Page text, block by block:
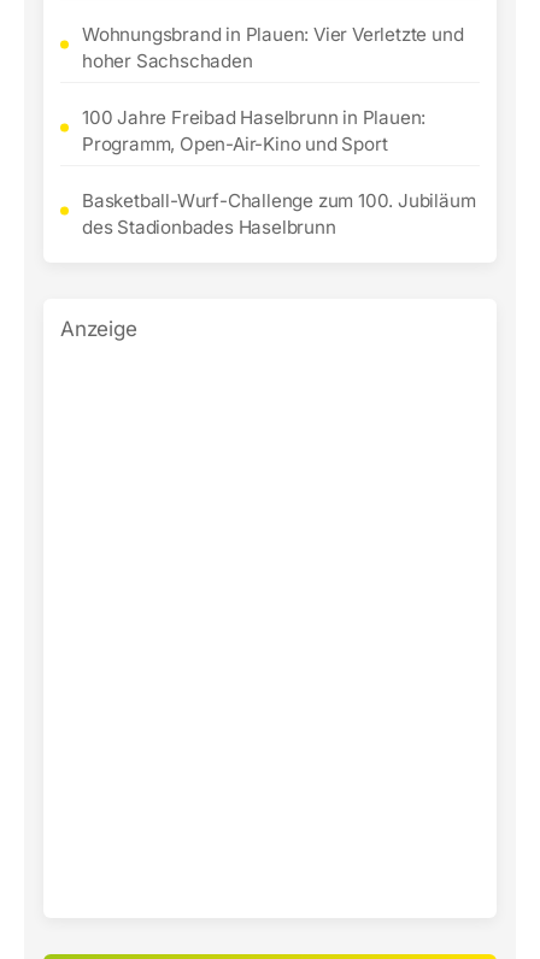
Wohnungsbrand in Plauen: Vier Verletzte und
hoher Sachschaden
100 Jahre Freibad Haselbrunn in Plauen:
Programm, Open-Air-Kino und Sport
Basketball-Wurf-Challenge zum 100. Jubiläum
des Stadionbades Haselbrunn
Anzeige